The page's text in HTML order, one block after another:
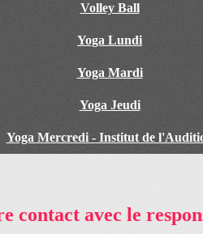
Volley Ball
Yoga Lundi
Yoga Mardi
Yoga Jeudi
Yoga Mercredi - Institut de
contact avec le